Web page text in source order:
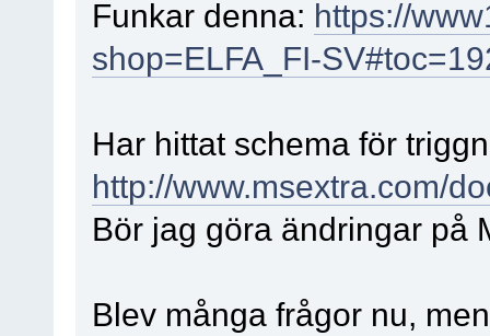
Funkar denna: https://
shop=ELFA_FI-
Har hittat schema för
http://www.msextra.com/
Bör jag göra ändringar på
Blev många frågor nu,